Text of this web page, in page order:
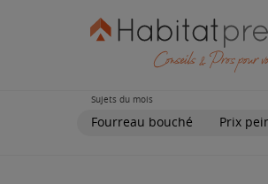
Sujets du mois
Fourreau bouché Prix